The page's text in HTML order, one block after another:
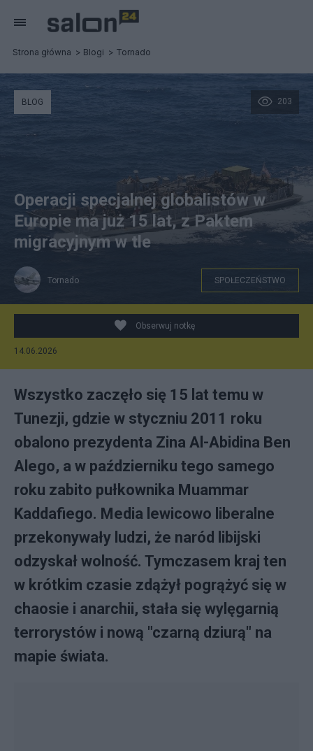
Strona główna Blogi Tornado
Tornado
203
BLOG
Operacji specjalnej globalistów w
Europie ma już 15 lat, z Paktem
migracyjnym w tle
Tornado SPOŁECZEŃSTWO
Obserwuj notkę
14.06.2026
Wszystko zaczęło się 15 lat temu w
Tunezji, gdzie w styczniu 2011 roku
obalono prezydenta Zina Al-Abidina Ben
Alego, a w październiku tego samego
roku zabito pułkownika Muammar
Kaddafiego. Media lewicowo liberalne
przekonywały ludzi, że naród libijski
odzyskał wolność. Tymczasem kraj ten
w krótkim czasie zdążył pogrążyć się w
chaosie i anarchii, stała się wylęgarnią
terrorystów i nową "czarną dziurą" na
mapie świata.